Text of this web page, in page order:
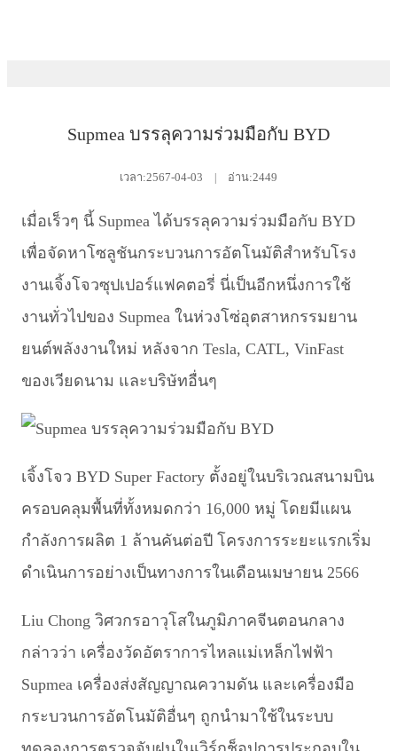
Supmea บรรลุความร่วมมือกับ BYD
เวลา:2567-04-03 | อ่าน:2449
เมื่อเร็วๆ นี้ Supmea ได้บรรลุความร่วมมือกับ BYD
เพื่อจัดหาโซลูชันกระบวนการอัตโนมัติสำหรับโรง
งานเจิ้งโจวซุปเปอร์แฟคตอรี่ นี่เป็นอีกหนึ่งการใช้
งานทั่วไปของ Supmea ในห่วงโซ่อุตสาหกรรมยาน
ยนต์พลังงานใหม่ หลังจาก Tesla, CATL, VinFast
ของเวียดนาม และบริษัทอื่นๆ
เจิ้งโจว BYD Super Factory ตั้งอยู่ในบริเวณสนามบิน
ครอบคลุมพื้นที่ทั้งหมดกว่า 16,000 หมู่ โดยมีแผน
กำลังการผลิต 1 ล้านคันต่อปี โครงการระยะแรกเริ่ม
ดำเนินการอย่างเป็นทางการในเดือนเมษายน 2566
Liu Chong วิศวกรอาวุโสในภูมิภาคจีนตอนกลาง
กล่าวว่า เครื่องวัดอัตราการไหลแม่เหล็กไฟฟ้า
Supmea เครื่องส่งสัญญาณความดัน และเครื่องมือ
กระบวนการอัตโนมัติอื่นๆ ถูกนำมาใช้ในระบบ